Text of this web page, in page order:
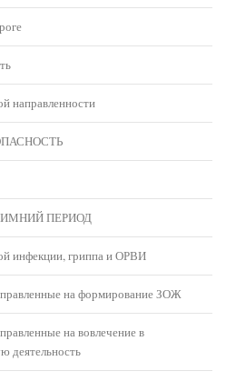
направленности
ПЕРИОД
инфекции, гриппа и ОРВИ
на формирование ЗОЖ
на вовлечение в
деятельность